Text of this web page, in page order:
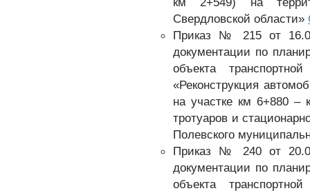
Свердловской области»
Приказ № 215 от
документации по
объекта
«Реконструкция
на участке км 6+880 –
тротуаров и
Полевского
Приказ № 240 от
документации по
объекта